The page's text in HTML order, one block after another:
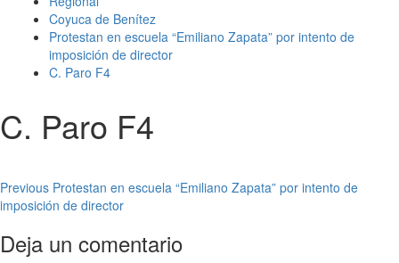
Coyuca de Benítez
Protestan en escuela “Emiliano Zapata” por intento de
imposición de director
C. Paro F4
C. Paro F4
Post
navigation
Previous Protestan en escuela “Emiliano Zapata” por intento de
imposición de director
Deja un comentario